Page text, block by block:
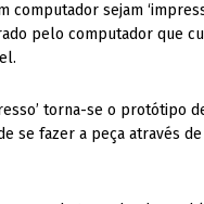
computador sejam
pelo computador que
torna-se o protótipo
se fazer a peça através